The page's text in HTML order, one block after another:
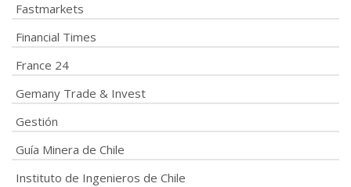
Fastmarkets
Financial Times
France 24
Gemany Trade & Invest
Gestión
Guía Minera de Chile
Instituto de Ingenieros de Chile